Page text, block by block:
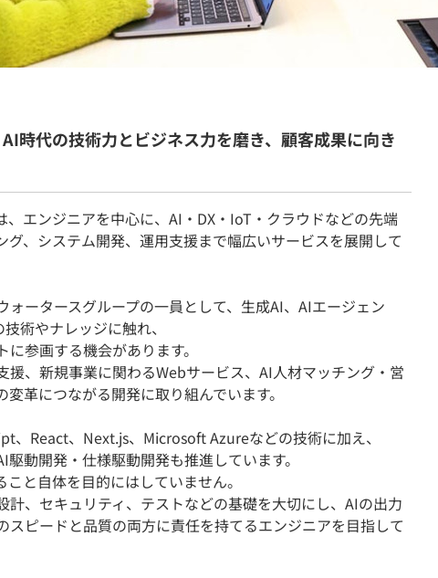
時代の技術力とビジネス力を磨き、顧客成果に向き
、エンジニアを中心に、AI・DX・IoT・クラウドなどの先端
グ、システム開発、運用支援まで幅広いサービスを展開して
ォータースグループの一員として、生成AI、AIエージェン
術やナレッジに触れ、
参画する機会があります。
援、新規事業に関わるWebサービス、AI人材マッチング・営
革につながる開発に取り組んでいます。
、React、Next.js、Microsoft Azureなどの技術に加え、
動開発・仕様駆動開発も推進しています。
と自体を目的にはしていません。
計、セキュリティ、テストなどの基礎を大切にし、AIの出力
スピードと品質の両方に責任を持てるエンジニアを目指して